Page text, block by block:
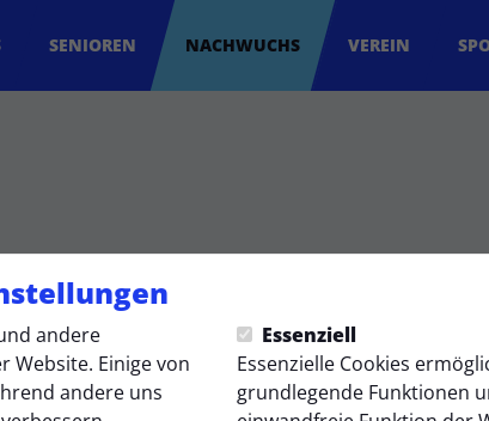
andere
Website. Einige von
andere uns
Essenziell
Essenzielle Cookies
grundlegende Funktionen
SENIOREN NACHWUCHS VEREIN